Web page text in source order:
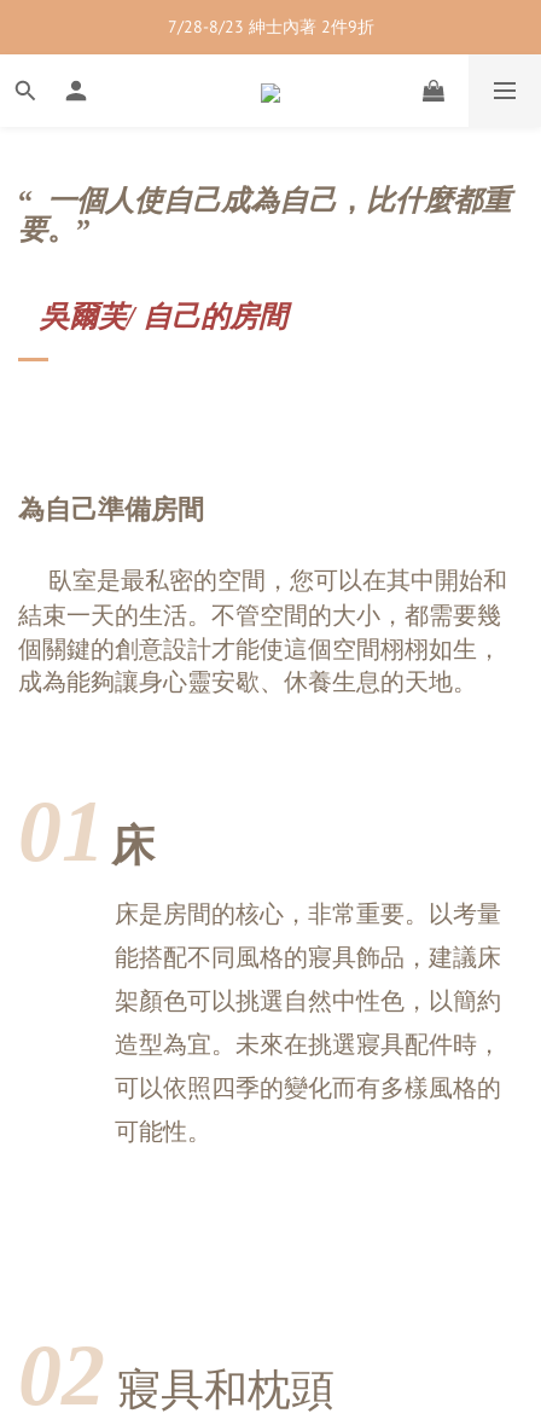
7/28-8/23 紳士內著 2件9折
7/28-8/23 紳士內著 2件9折
7/28-8/23 男裝單品 2件9折
7/28-8/23 紳士內著 2件9折
“ 一個人使自己成為自己 ， 比什麼都重
要。 ”
吳爾芙/ 自己的房間
為自己準備房間
臥室是最私密的空間，您可以在其中開始和
結束一天的生活。 不管空間的大小，都需要幾
個關鍵的創意設計才能使這個空間栩栩如生，
成為能夠讓身心靈安歇、休養生息的天地。
01 床
床是房間的核心，非常重要。以考量
能搭配不同風格的寢具飾品，建議床
架顏色可以挑選自然中性色，以簡約
造型為宜。未來在挑選寢具配件時，
可以依照四季的變化而有多樣風格的
可能性。
02 寢具和枕頭